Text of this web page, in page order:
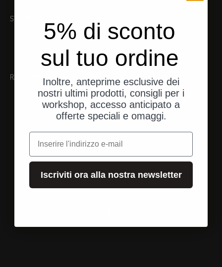
STRUMENTO ADATTO
RACCOMANDAZIONI
5% di sconto
sul tuo ordine
Inoltre, anteprime esclusive dei
nostri ultimi prodotti, consigli per i
workshop, accesso anticipato a
offerte speciali e omaggi.
e-mail
Iscriviti ora alla nostra newsletter